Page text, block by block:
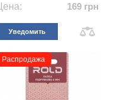
Цена: 169 грн
Уведомить
Распродажа